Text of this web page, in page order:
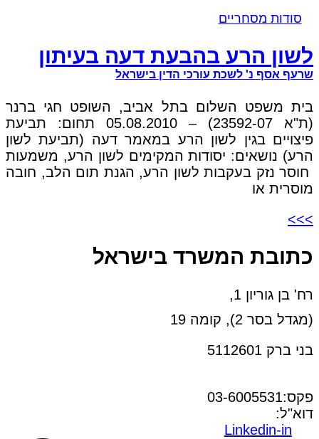
סודות מסחריים
לשון הרע בהבעת דעה בעיתון
שרעף אסף נ' לשכת עורכי הדין בישראל
בית משפט השלום בתל אביב, השופט חגי ברנר
(ת"א 23592-07) – 05.08.2010 תחום: תביעת
פיצויים בגין לשון הרע במאמר דעה (תביעת לשון
הרע) נושאים: יסודות המקימים לשון הרע, משמעות
חוסר נזק בעקבות לשון הרע, הגנת תום הלב, חובה
מוסרית או
>>>
כתובת המשרד בישראל
רח' בן גוריון 1,
(מגדל בסר 2), קומה 19
בני ברק 5112601
פקס:03-6005531
דוא"ל:
Linkedin-in